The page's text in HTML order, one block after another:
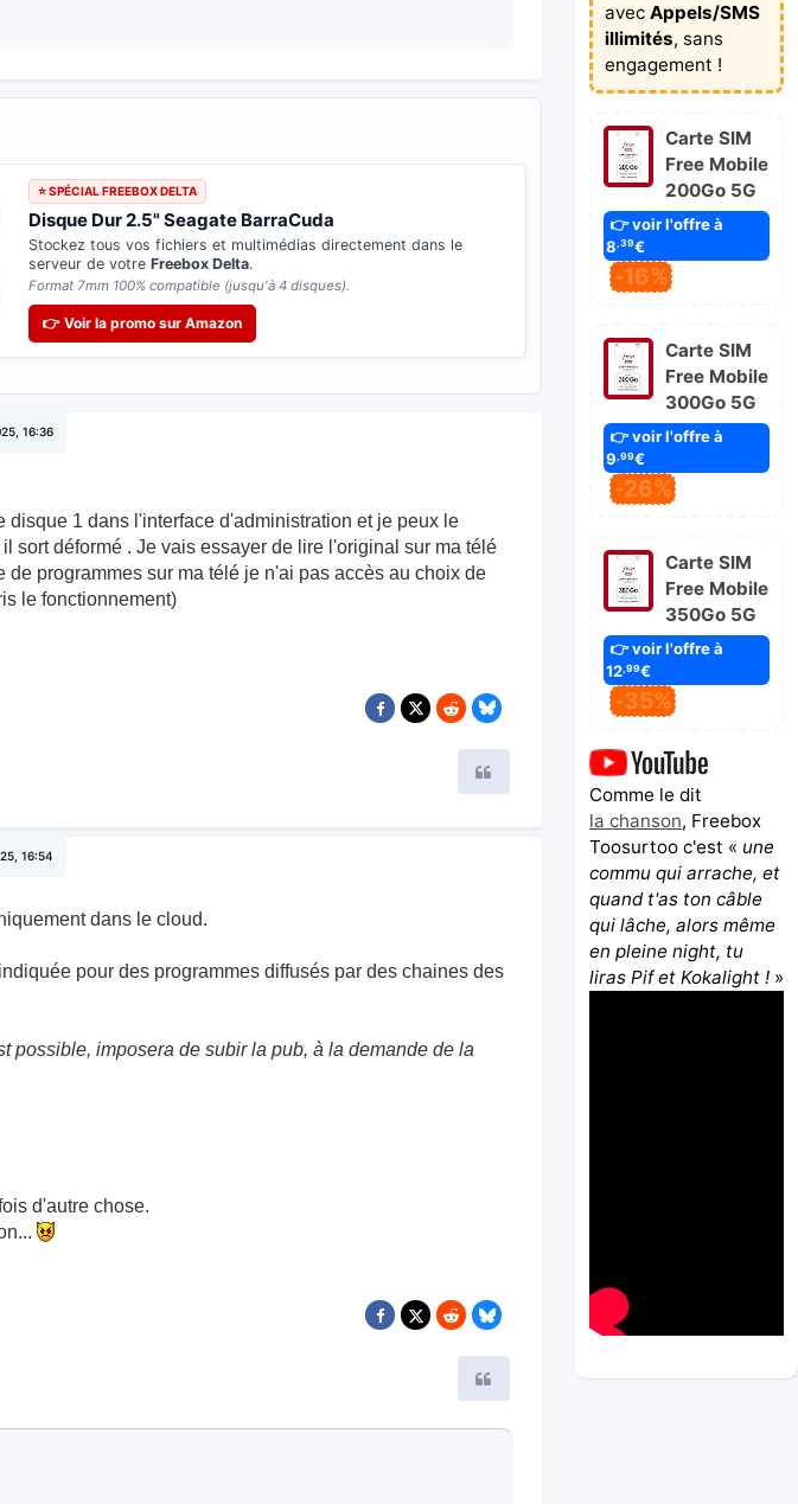
⭐ SPÉCIAL FREEBOX DELTA
Disque Dur 2.5" Seagate BarraCuda
Stockez tous vos fichiers et multimédias directement dans le
serveur de votre Freebox Delta.
Format 7mm 100% compatible (jusqu'à 4 disques).
👉 Voir la promo sur Amazon
16:36
1 dans l'interface d'administration et je peux le
sort déformé . Je vais essayer de lire l'original sur ma télé
programmes sur ma télé je n'ai pas accès au choix de
le fonctionnement)
16:54
dans le cloud.
pour des programmes diffusés par des chaines des
possible, imposera de subir la pub, à la demande de la
d'autre chose.
avec Appels/SMS
illimités, sans
engagement !
Carte SIM
Free Mobile
200Go 5G
👉 voir l'offre à
8,39€
-16%
Carte SIM
Free Mobile
300Go 5G
👉 voir l'offre à
9 ,99€
-26%
Carte SIM
Free Mobile
350Go 5G
👉 voir l'offre à
12,99€
-35%
Comme le dit
la chanson, Freebox
Toosurtoo c'est « une
commu qui arrache, et
quand t'as ton câble
qui lâche, alors même
en pleine night, tu
liras Pif et Kokalight ! »